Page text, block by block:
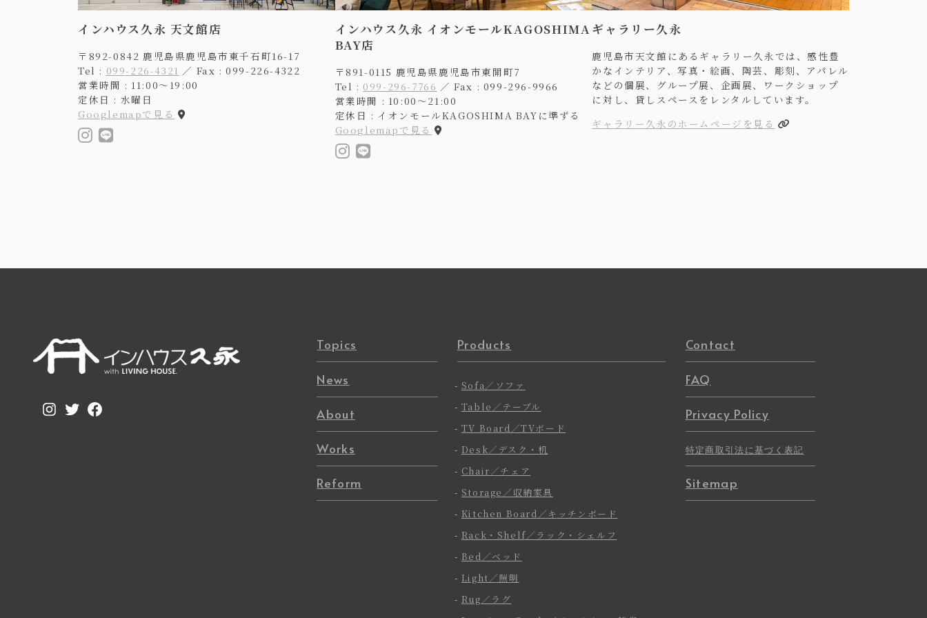
インハウス久永 天文館店
〒892-0842 鹿児島県鹿児島市東千石町16-17
Tel : 099-226-4321 ／ Fax : 099-226-4322
営業時間 : 11:00〜19:00
定休日 : 水曜日
Googlemapで見る
インハウス久永 イオンモールKAGOSHIMA
BAY店
〒891-0115 鹿児島県鹿児島市東開町7
Tel : 099-296-7766 ／ Fax : 099-296-9966
営業時間 : 10:00〜21:00
定休日 : イオンモールKAGOSHIMA BAYに準ずる
Googlemapで見る
ギャラリー久永
鹿児島市天文館にあるギャラリー久永では、感性豊
かなインテリア、写真・絵画、陶芸、彫刻、アパレル
などの個展、グループ展、企画展、ワークショップ
に対し、貸しスペースをレンタルしています。
ギャラリー久永のホームページを見る
Instagram
TwitterFacebook
Topics
News
About
Works
Reform
Products
- Sofa／ソファ
- Table／テーブル
- TV Board／TVボード
- Desk／デスク・机
- Chair／チェア
- Storage／収納家具
- Kitchen Board／キッチンボード
- Rack・Shelf／ラック・シェルフ
- Bed／ベッド
- Light／照明
- Rug／ラグ
Contact
FAQ
Privacy Policy
特定商取引法に基づく表記
Sitemap